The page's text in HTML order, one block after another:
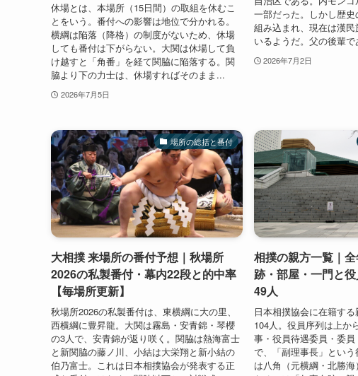
休場とは、本場所（15日間）の取組を休むこ
とをいう。番付への影響は地位で分かれる。
横綱は陥落（降格）の制度がないため、休場
しても番付は下がらない。大関は休場して負
け越すと「角番」を経て関脇に陥落する。関
脇より下の力士は、休場すればそのまま...
2026年7月5日
一部だった。しかし歴
組み込まれ、現在は漢
いるようだ。父の後輩
2026年7月2日
場所の総括と番付
大相撲 来場所の番付予想｜秋場所
2026の私製番付・幕内22段と的中率
【毎場所更新】
秋場所2026の私製番付は、東横綱に大の里、
西横綱に豊昇龍。大関は霧島・安青錦・琴櫻
の3人で、安青錦が返り咲く。関脇は熱海富士
と新関脇の藤ノ川、小結は大栄翔と新小結の
伯乃富士。これは日本相撲協会が発表する正
相撲の親方一覧｜
跡・部屋・一門と
49人
日本相撲協会に在籍す
104人。役員序列は上か
事・役員待遇委員・委
で、「副理事長」とい
は八角（元横綱・北勝